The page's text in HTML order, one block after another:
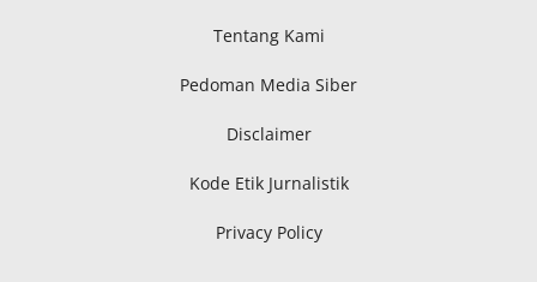
Tentang Kami
Pedoman Media Siber
Disclaimer
Kode Etik Jurnalistik
Privacy Policy